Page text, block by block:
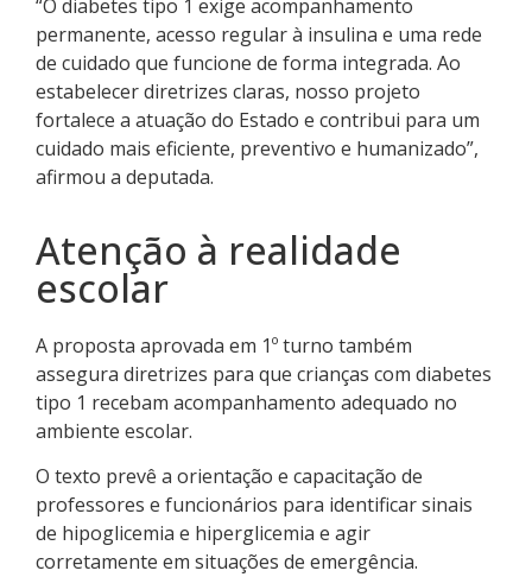
“O diabetes tipo 1 exige acompanhamento
permanente, acesso regular à insulina e uma rede
de cuidado que funcione de forma integrada. Ao
estabelecer diretrizes claras, nosso projeto
fortalece a atuação do Estado e contribui para um
cuidado mais eficiente, preventivo e humanizado”,
afirmou a deputada.
Atenção à realidade
escolar
A proposta aprovada em 1º turno também
assegura diretrizes para que crianças com diabetes
tipo 1 recebam acompanhamento adequado no
ambiente escolar.
O texto prevê a orientação e capacitação de
professores e funcionários para identificar sinais
de hipoglicemia e hiperglicemia e agir
corretamente em situações de emergência.